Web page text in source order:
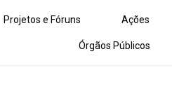
Projetos e Fóruns Ações
Órgãos Públicos